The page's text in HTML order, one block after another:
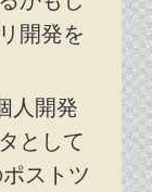
開発を
人開発
として
ストツ